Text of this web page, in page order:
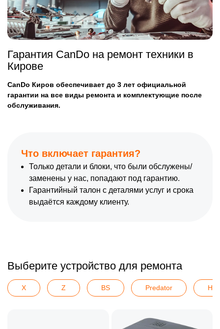
Гарантия CanDo на ремонт техники в
Кирове
CanDo Киров обеспечивает до 3 лет официальной
гарантии на все виды ремонта и комплектующие после
обслуживания.
Что включает гарантия?
Только детали и блоки, что были обслужены/
заменены у нас, попадают под гарантию.
Гарантийный талон с деталями услуг и срока
выдаётся каждому клиенту.
Выберите устройство для ремонта
X Z BS Predator H